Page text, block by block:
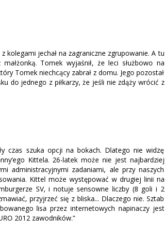
kolegami jechał na zagraniczne zgrupowanie. A tu
Tomek wyjaśnił, że leci służbowo na
Tomek niechcący zabrał z domu. Jego pozostał
do jednego z piłkarzy, że jeśli nie zdąży wrócić z
czas szuka opcji na bokach. Dlatego nie widzę
Kittela. 26-latek może nie jest najbardziej
administracyjnymi zadaniami, ale przy naszych
Kittel może występować w drugiej linii na
SV, i notuje sensowne liczby (8 goli i 2
przyjrzeć się z bliska... Dlaczego nie. Sztab
lisa przez internetowych napinaczy jest
2012 zawodników.”